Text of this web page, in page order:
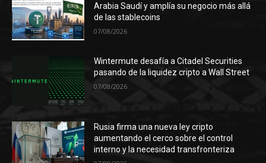
Arabia Saudí y amplía su negocio más allá
de las stablecoins
07/08/2026
Wintermute desafía a Citadel Securities
pasando de la liquidez cripto a Wall Street
07/08/2026
Rusia firma una nueva ley cripto
aumentando el cerco sobre el control
interno y la necesidad transfronteriza